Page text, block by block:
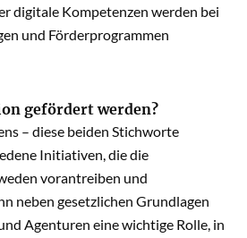
digitale Kompetenzen werden bei
und Förderprogrammen
gefördert werden?
– diese beiden Stichworte
Initiativen, die die
vorantreiben und
neben gesetzlichen Grundlagen
Agenturen eine wichtige Rolle, in